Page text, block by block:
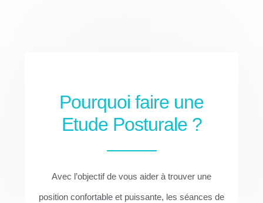
Pourquoi faire une
Etude Posturale ?
Avec l’objectif de vous aider à trouver une
position confortable et puissante, les séances de